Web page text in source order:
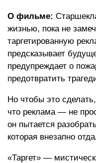
О фильме:
жизнью, пока не
таргетированную
предсказывает
предупреждает о
предотвратить
Но чтобы это
что реклама — не
он пытается
которая внезапно
«Таргет» —